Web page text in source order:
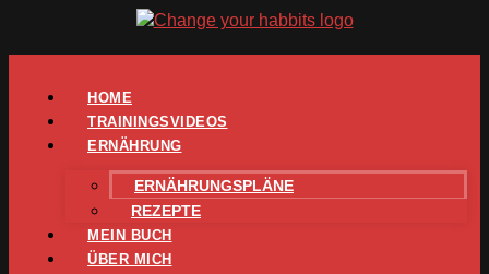
HOME
TRAININGSVIDEOS
ERNÄHRUNG
ERNÄHRUNGSPLÄNE
REZEPTE
MEIN BUCH
ÜBER MICH